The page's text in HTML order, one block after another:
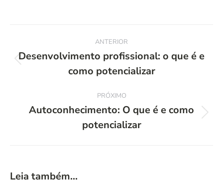
Navegação
de
ANTERIOR
Post
anterior:
Desenvolvimento profissional: o que é e
como potencializar
PRÓXIMO
Próximo
post:
Autoconhecimento: O que é e como
potencializar
Leia também...